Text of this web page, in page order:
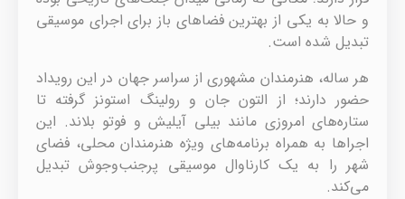
و حالا به یکی از بهترین فضاهای باز برای اجرای موسیقی
تبدیل شده است.
هر ساله، هنرمندان مشهوری از سراسر جهان در این رویداد
حضور دارند؛ از التون جان و رولینگ استونز گرفته تا
ستاره‌های امروزی مانند بیلی آیلیش و فوتو بلاند. این
اجراها به همراه برنامه‌های ویژه هنرمندان محلی، فضای
شهر را به یک کارناوال موسیقی پرجنب‌وجوش تبدیل
می‌کند.